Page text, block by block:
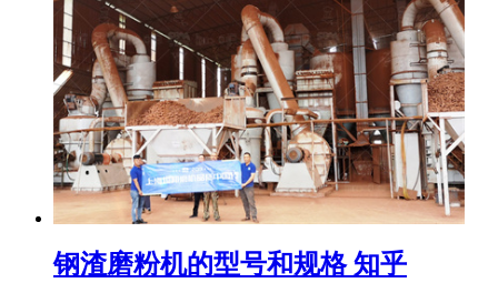
钢渣磨粉机的型号和规格 知乎